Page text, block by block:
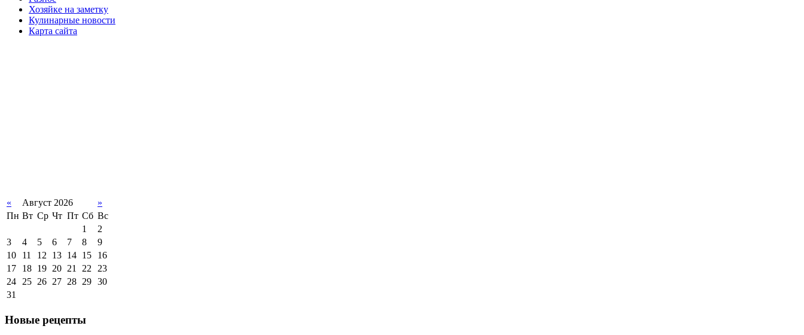
Хозяйке на заметку
Кулинарные новости
Карта сайта
« Август 2026
»
Пн Вт Ср Чт Пт Сб Вс
1
2
3
4 5 6 7 8
9
10
11 12 13 14 15
16
17
18 19 20 21 22 23
24 25 26 27 28 29 30
31
Новые рецепты